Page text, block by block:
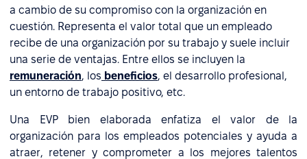
a cambio de su compromiso con la organización en
cuestión. Representa el valor total que un empleado
recibe de una organización por su trabajo y suele incluir
una serie de ventajas. Entre ellos se incluyen la
remuneración, los beneficios, el desarrollo profesional,
un entorno de trabajo positivo, etc.
Una EVP bien elaborada enfatiza el valor de la
organización para los empleados potenciales y ayuda a
atraer, retener y comprometer a los mejores talentos